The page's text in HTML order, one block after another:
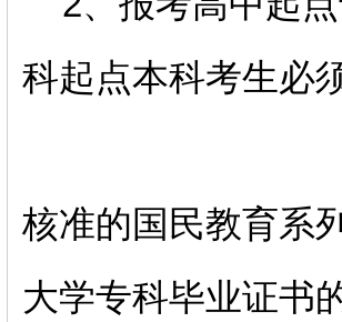
科起点本科考生必
核准的国民教育系
大学专科毕业证书